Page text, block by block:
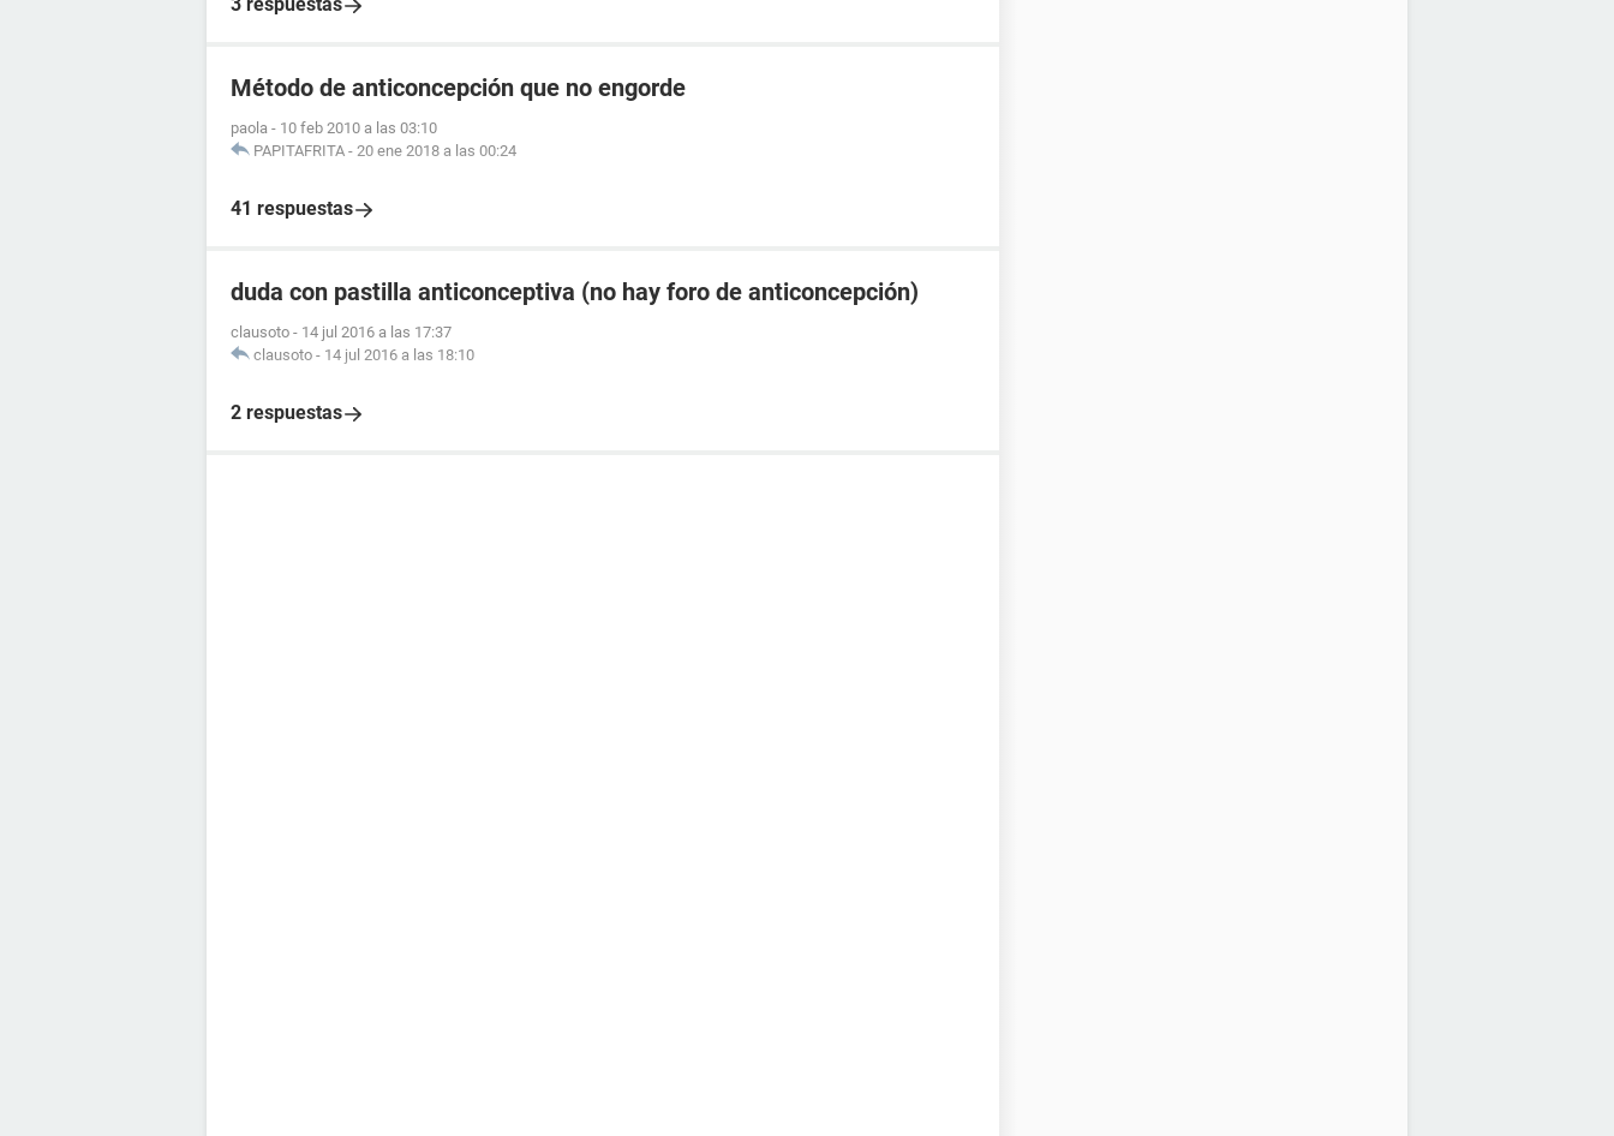
Método de anticoncepción que no engorde
paola - 10 feb 2010 a las 03:10
PAPITAFRITA - 20 ene 2018 a las 00:24
41 respuestas
duda con pastilla anticonceptiva (no hay foro de anticoncepción)
clausoto - 14 jul 2016 a las 17:37
clausoto - 14 jul 2016 a las 18:10
2 respuestas